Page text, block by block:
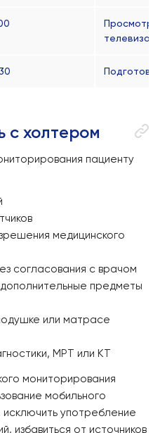
Просмотр
с холтером
пациенту
медицинского
согласования с врачом
предметы
или матрасе
МРТ или КТ
мониторирования
мобильного
употребление
избавиться от источников